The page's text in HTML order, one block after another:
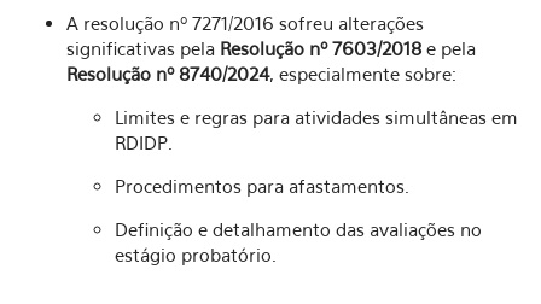
A resolução nº 7271/2016 sofreu alterações
significativas pela Resolução nº 7603/2018 e pela
Resolução nº 8740/2024, especialmente sobre:
Limites e regras para atividades simultâneas em
RDIDP.
Procedimentos para afastamentos.
Definição e detalhamento das avaliações no
estágio probatório.